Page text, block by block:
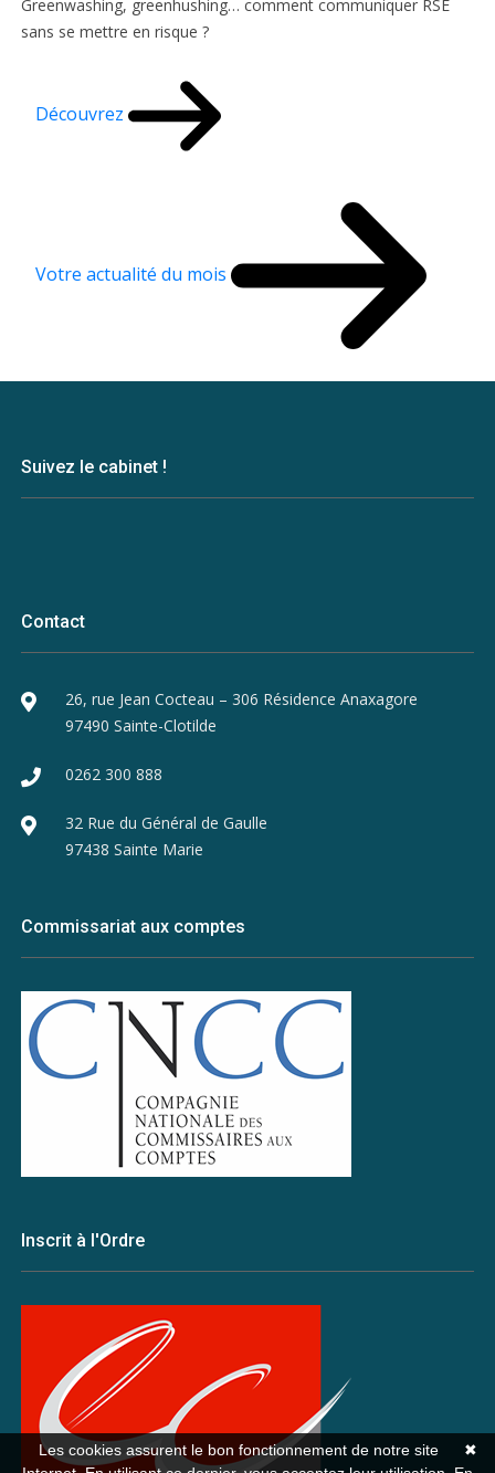
Greenwashing, greenhushing… comment communiquer RSE
sans se mettre en risque ?
Découvrez
Votre actualité du mois
Suivez le cabinet !
Contact
26, rue Jean Cocteau – 306 Résidence Anaxagore
97490 Sainte-Clotilde
0262 300 888
32 Rue du Général de Gaulle
97438 Sainte Marie
Commissariat aux comptes
Inscrit à l'Ordre
✖
Les cookies assurent le bon fonctionnement de notre site